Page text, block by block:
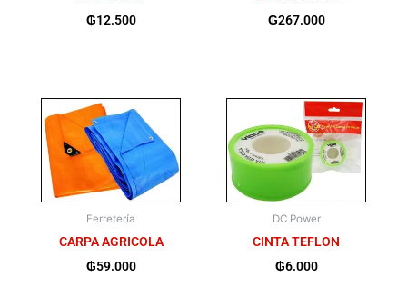
₲12.500
₲267.000
Ferretería
CARPA AGRICOLA
₲59.000
DC Power
CINTA TEFLON
₲6.000